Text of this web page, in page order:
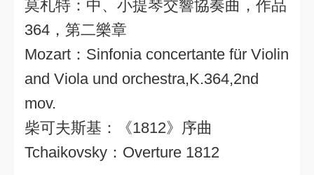
莫札特：中、小提琴交響協奏曲，作品
364，第二樂章
Mozart：Sinfonia concertante für Violin
and Viola und orchestra,K.364,2nd
mov.
柴可夫斯基：《1812》序曲
Tchaikovsky：Overture 1812